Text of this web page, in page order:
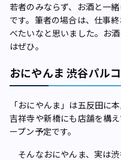
若者のみならず、お酒と一
です。筆者の場合は、仕事
べたいなと思いました。お
はぜひ。
おにやんま 渋谷パル
「おにやんま」は五反田に
吉祥寺や新橋にも店舗を構
ープン予定です。
そんなおにやんま、実は